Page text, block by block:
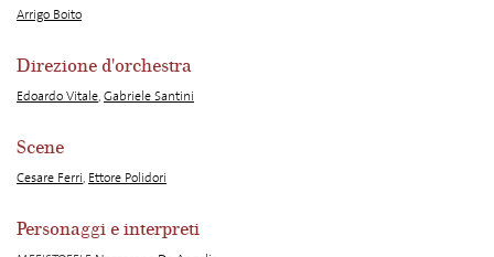
Arrigo Boito
Direzione d'orchestra
Edoardo Vitale,Gabriele Santini
Scene
Cesare Ferri, Ettore Polidori
Personaggi e interpreti